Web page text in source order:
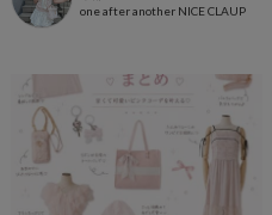
one after another NICE CLAUP